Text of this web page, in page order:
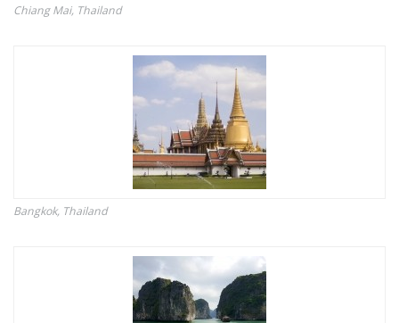
Chiang Mai, Thailand
Bangkok, Thailand